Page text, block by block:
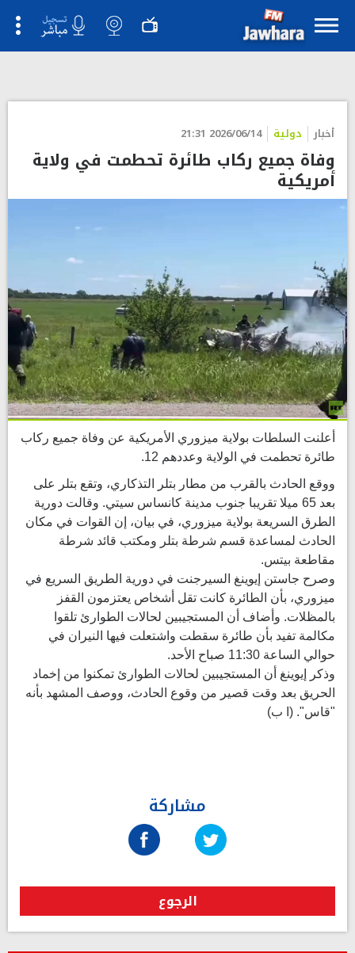
أخبار دولية 2026/06/14 21:31
وفاة جميع ركاب طائرة تحطمت في ولاية
أمريكية
أعلنت السلطات بولاية ميزوري الأمريكية عن وفاة جميع ركاب
طائرة تحطمت في الولاية وعددهم 12.
ووقع الحادث بالقرب من مطار بتلر التذكاري، وتقع بتلر على
بعد 65 ميلا تقريبا جنوب مدينة كانساس سيتي. وقالت دورية
الطرق السريعة بولاية ميزوري، في بيان، إن القوات في مكان
الحادث لمساعدة قسم شرطة بتلر ومكتب قائد شرطة
مقاطعة بيتس.
وصرح جاستن إيوينغ السيرجنت في دورية الطريق السريع في
ميزوري، بأن الطائرة كانت تقل أشخاص يعتزمون القفز
بالمظلات. وأضاف أن المستجيبين لحالات الطوارئ تلقوا
مكالمة تفيد بأن طائرة سقطت واشتعلت فيها النيران في
حوالي الساعة 11:30 صباح الأحد.
وذكر إيوينغ أن المستجيبين لحالات الطوارئ تمكنوا من إخماد
الحريق بعد وقت قصير من وقوع الحادث، ووصف المشهد بأنه
"قاس". (ا ب)
مشاركة
الرجوع